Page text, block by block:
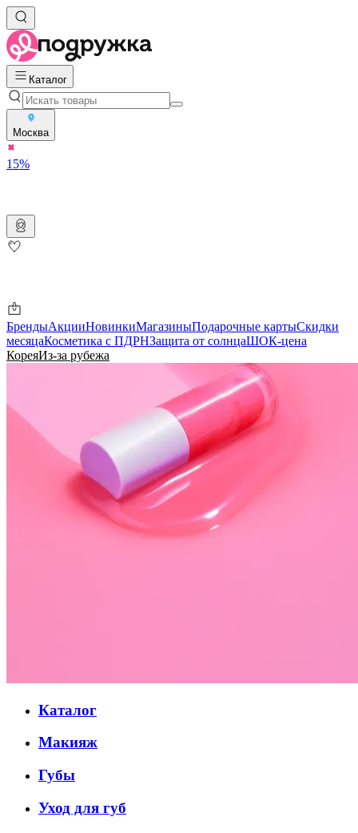
Каталог
Москва
15%
БрендыАкцииНовинкиМагазиныПодарочные картыСкидки
месяцаКосметика с ПДРНЗащита от солнцаШОК-цена
КореяИз-за рубежа
Каталог
Макияж
Губы
Уход для губ